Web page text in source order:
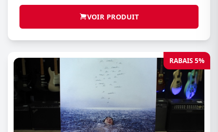
VOIR PRODUIT
RABAIS 5%